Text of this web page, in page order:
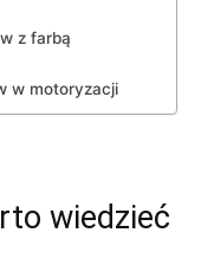
z farbą
w motoryzacji
wiedzieć